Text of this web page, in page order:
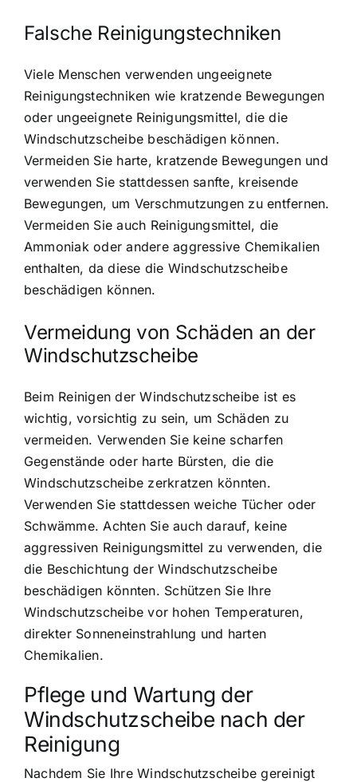
Falsche Reinigungstechniken
Viele Menschen verwenden ungeeignete
Reinigungstechniken wie kratzende Bewegungen
oder ungeeignete Reinigungsmittel, die die
Windschutzscheibe beschädigen können.
Vermeiden Sie harte, kratzende Bewegungen und
verwenden Sie stattdessen sanfte, kreisende
Bewegungen, um Verschmutzungen zu entfernen.
Vermeiden Sie auch Reinigungsmittel, die
Ammoniak oder andere aggressive Chemikalien
enthalten, da diese die Windschutzscheibe
beschädigen können.
Vermeidung von Schäden an der
Windschutzscheibe
Beim Reinigen der Windschutzscheibe ist es
wichtig, vorsichtig zu sein, um Schäden zu
vermeiden. Verwenden Sie keine scharfen
Gegenstände oder harte Bürsten, die die
Windschutzscheibe zerkratzen könnten.
Verwenden Sie stattdessen weiche Tücher oder
Schwämme. Achten Sie auch darauf, keine
aggressiven Reinigungsmittel zu verwenden, die
die Beschichtung der Windschutzscheibe
beschädigen könnten. Schützen Sie Ihre
Windschutzscheibe vor hohen Temperaturen,
direkter Sonneneinstrahlung und harten
Chemikalien.
Pflege und Wartung der
Windschutzscheibe nach der
Reinigung
Nachdem Sie Ihre Windschutzscheibe gereinigt